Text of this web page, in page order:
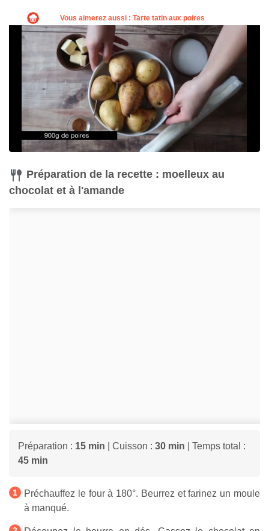
Préparation de la recette : moelleux au
chocolat et à l'amande
Préparation : 15 min | Cuisson : 30 min | Temps total :
45 min
Préchauffez le four à 180°. Beurrez et farinez un moule
à manqué.